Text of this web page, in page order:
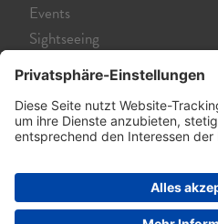
Events
Sightseeing
Museum
Theater
Film
Startseite